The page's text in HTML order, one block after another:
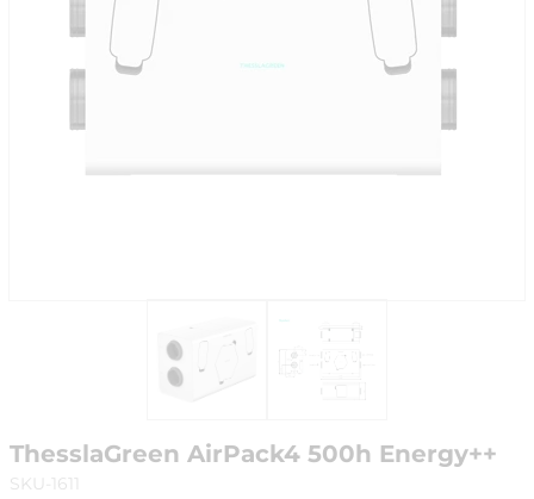
ThesslaGreen AirPack4 500h Energy++
SKU-1611